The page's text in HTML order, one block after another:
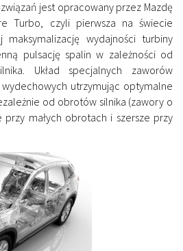
jest opracowany przez Mazdę
Turbo, czyli pierwsza na świecie
maksymalizację wydajności turbiny
pulsację spalin w zależności od
Układ specjalnych zaworów
utrzymując optymalne
od obrotów silnika (zawory o
przy małych obrotach i szersze przy